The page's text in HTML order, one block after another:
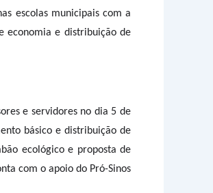
escolas municipais com a
economia e distribuição de
e servidores no dia 5 de
básico e distribuição de
ecológico e proposta de
com o apoio do Pró-Sinos